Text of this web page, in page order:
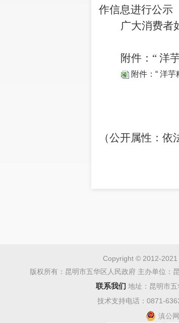
作信息进行公示
广大消费者
附件： “ 洋
附件：“ 洋
五
（公开属性：依
Copyright © 2012-2021
版权所有：昆明市五华区人民政府 主办单位：
联系我们 地址：昆明市
技术支持电话：0871-
滇公